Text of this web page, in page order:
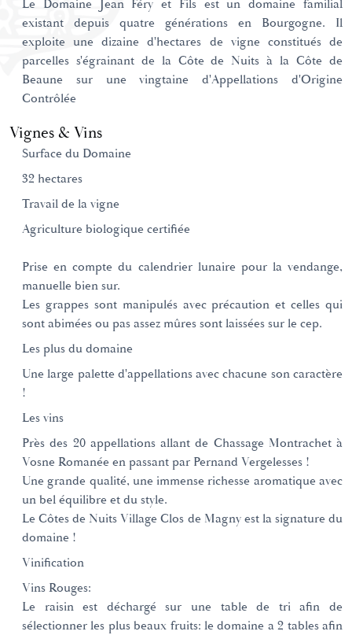
Le Domaine Jean Féry et Fils est un domaine familial
existant depuis quatre générations en Bourgogne. Il
exploite une dizaine d'hectares de vigne constitués de
parcelles s'égrainant de la Côte de Nuits à la Côte de
Beaune sur une vingtaine d'Appellations d'Origine
Contrôlée
Vignes & Vins
Surface du Domaine
32 hectares
Travail de la vigne
Agriculture biologique certifiée
Prise en compte du calendrier lunaire pour la vendange,
manuelle bien sur.
Les grappes sont manipulés avec précaution et celles qui
sont abimées ou pas assez mûres sont laissées sur le cep.
Les plus du domaine
Une large palette d'appellations avec chacune son caractère
!
Les vins
Près des 20 appellations allant de Chassage Montrachet à
Vosne Romanée en passant par Pernand Vergelesses !
Une grande qualité, une immense richesse aromatique avec
un bel équilibre et du style.
Le Côtes de Nuits Village Clos de Magny est la signature du
domaine !
Vinification
Vins Rouges:
Le raisin est déchargé sur une table de tri afin de
sélectionner les plus beaux fruits: le domaine a 2 tables afin